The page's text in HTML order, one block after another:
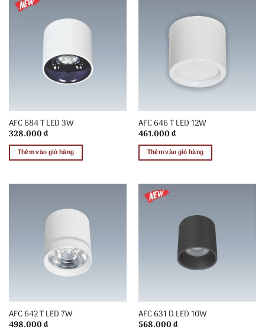
AFC 684 T LED 3W
328.000₫
Thêm vào giỏ hàng
AFC 646 T LED 12W
461.000₫
Thêm vào giỏ hàng
AFC 642 T LED 7W
498.000₫
AFC 631 D LED 10W
568.000₫